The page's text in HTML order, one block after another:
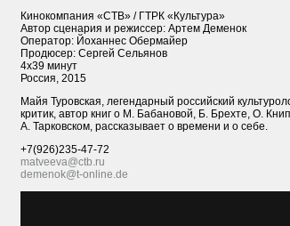
Кинокомпания «СТВ» / ГТРК «Культура»
Автор сценария и режиссер: Артем Деменок
Оператор: Йоханнес Обермайер
Продюсер: Сергей Сельянов
4х39 минут
Россия, 2015
Майя Туровская, легендарный российский
критик, автор книг о М. Бабановой, Б. Брехте, О.
А. Тарковском, рассказывает о времени и о себе.
+7(926)235-47-72
matveeva@ctb.ru
demenok@t-online.de